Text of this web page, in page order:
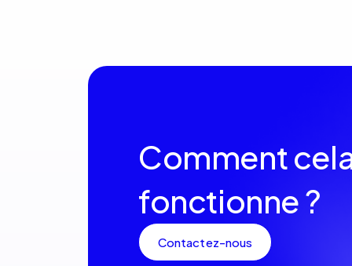
Comment
fonctionne ?
Contactez-nous